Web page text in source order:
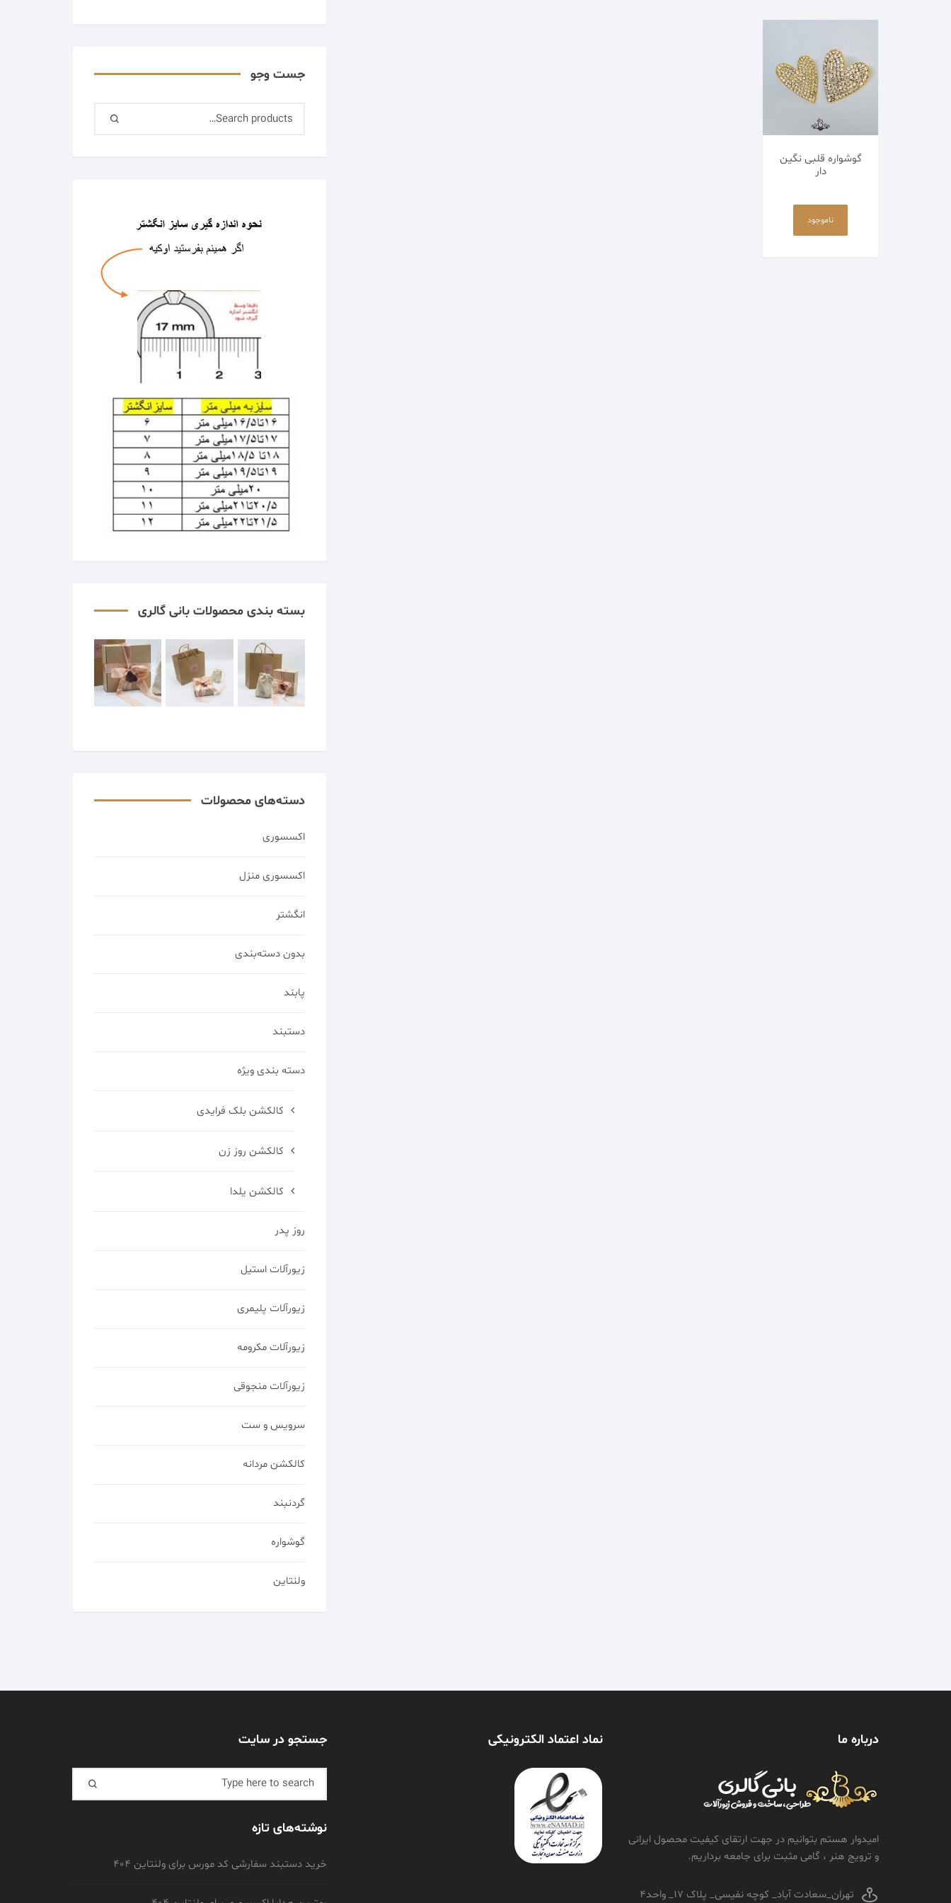
اکسسوری
پابند
کالکشن مردانه
زیورآلات استیل
زیورآلات پلیمری
زیورآلات منجوقی
گوشواره قلبی نگین
دار
ناموجود
جست وجو
بسته بندی محصولات بانی گالری
دسته‌های محصولات
اکسسوری
اکسسوری منزل
انگشتر
بدون دسته‌بندی
پابند
دستبند
دسته بندی ویژه
کالکشن بلک فرایدی
کالکشن روز زن
کالکشن یلدا
روز پدر
زیورآلات استیل
زیورآلات پلیمری
زیورآلات مکرومه
زیورآلات منجوقی
سرویس و ست
کالکشن مردانه
گردنبند
گوشواره
ولنتاین
درباره ما
امیدوار هستم بتوانیم در جهت ارتقای کیفیت محصول ایرانی
و ترویج هنر ، گامی مثبت برای جامعه برداریم.
تهران_سعادت آباد_ کوچه نفیسی_ پلاک 17_ واحد4
نماد اعتماد الکترونیکی جستجو در سایت
Search for:
نوشته‌های تازه
خرید دستبند سفارشی کد مورس برای ولنتاین 404